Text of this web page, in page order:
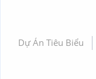
Dự Án Tiêu Biểu